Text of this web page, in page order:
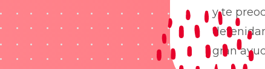
y te
gran